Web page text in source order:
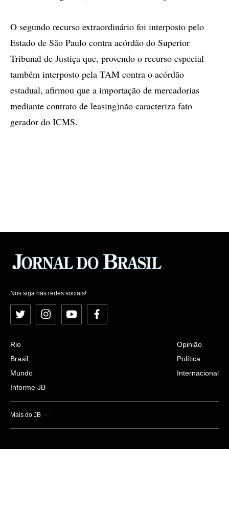
O segundo recurso extraordinário foi interposto pelo
Estado de São Paulo contra acórdão do Superior
Tribunal de Justiça que, provendo o recurso especial
também interposto pela TAM contra o acórdão
estadual, afirmou que a importação de mercadorias
mediante contrato de leasing)não caracteriza fato
gerador do ICMS.
Nos siga nas redes sociais!
Twitter InstagramYouTubeFacebook
Rio
Brasil
Mundo
Informe JB
Opinião
Política
Internacional
Mais do JB
Esportes